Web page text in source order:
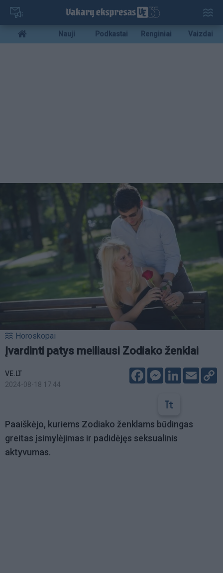
Pereiti
pagrindinį
turinį
Mobile
menu
Nauji Podkastai Renginiai Vaizdai
Horoskopai
Įvardinti patys meiliausi Zodiako ženklai
VE.LT
2024-08-18 17:44
FacebookMessenger
LinkedIn
Email
Paaiškėjo, kuriems Zodiako ženklams būdingas
greitas įsimylėjimas ir padidėjęs seksualinis
aktyvumas.